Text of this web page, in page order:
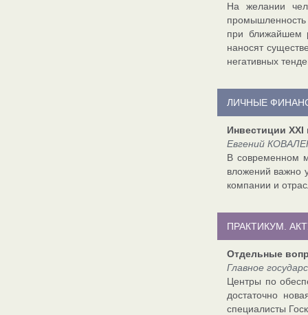
На желании
при ближайшем
наносят
негативных
ЛИЧНЫЕ
Инвестиции XXI
Евгений
В современном
вложений важно
компании и
ПРАКТИКУМ.
Отдельные
Главное
Центры по
достаточно
специалисты